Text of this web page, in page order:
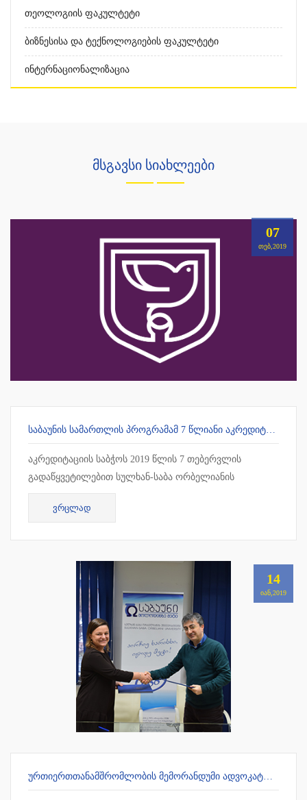
Თეოლოგიის Ფაკულტეტი
Ბიზნესისა Და Ტექნოლოგიების Ფაკულტეტი
Ინტერნაციონალიზაცია
მსგავსი სიახლეები
07
ᲗᲔᲑ,2019
ᲡᲐᲑᲐᲣᲜᲘᲡ ᲡᲐᲛᲐᲠᲗᲚᲘᲡ ᲞᲠᲝᲒᲠᲐᲛᲐᲛ 7 ᲬᲚᲘᲐᲜᲘ ᲐᲙᲠᲔᲓᲘᲢᲐᲪᲘᲐ ᲛᲘᲘᲦᲝ
აკრედიტაციის საბჭოს 2019 წლის 7 თებერვლის
გადაწყვეტილებით სულხან-საბა ორბელიანის
უნივერსიტეტის სამართლის სამაგისტრო პროგრამამ 7
წლიანი უპირობო აკრედიტაცია მიიღო !!!
ᲕᲠᲪᲚᲐᲓ
14
ᲘᲐᲜ,2019
ᲣᲠᲗᲘᲔᲠᲗᲗᲐᲜᲐᲛᲨᲠᲝᲛᲚᲝᲑᲘᲡ ᲛᲔᲛᲝᲠᲐᲜᲓᲣᲛᲘ ᲐᲓᲕᲝᲙᲐᲢᲗᲐ ᲡᲐᲙᲕᲐᲚᲘᲤᲘᲙᲐᲪᲘᲝ ᲒᲐᲛᲝᲪᲓᲔᲑᲘᲡ ᲛᲝᲡᲐᲛᲖᲐᲓᲔᲑᲔᲚ ᲪᲔᲜᲢᲠᲗᲐᲜ